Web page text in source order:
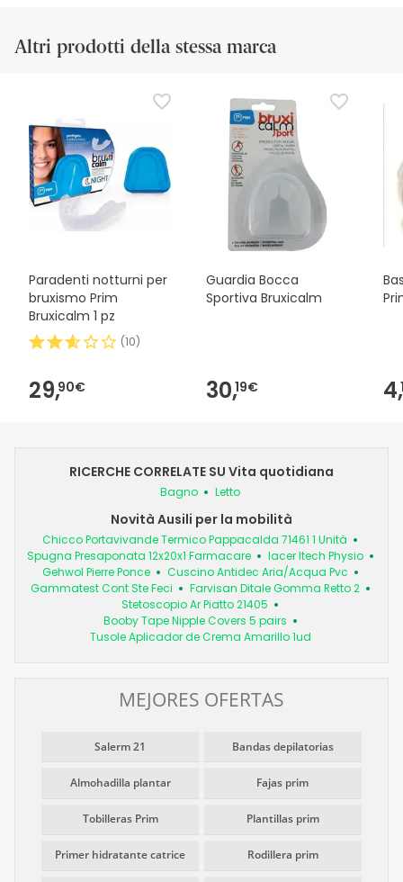
Altri prodotti della stessa marca
Paradenti notturni per
bruxismo Prim
Bruxicalm 1 pz
(10)
29,90€
Guardia Bocca
Sportiva Bruxicalm
30,19€ 4,
RICERCHE CORRELATE SU Vita quotidiana
Bagno Letto
Novità Ausili per la mobilità
Chicco Portavivande Termico Pappacalda 71461 1 Unità
Spugna Presaponata 12x20x1 Farmacare
Iacer Itech Physio
Gehwol Pierre Ponce
Cuscino Antidec Aria/Acqua Pvc
Gammatest Cont Ste Feci
Farvisan Ditale Gomma Retto 2
Stetoscopio Ar Piatto 21405
Booby Tape Nipple Covers 5 pairs
Tusole Aplicador de Crema Amarillo 1ud
MEJORES OFERTAS
Salerm 21 Bandas depilatorias
Almohadilla plantar Fajas prim
Tobilleras Prim Plantillas prim
Primer hidratante catrice Rodillera prim